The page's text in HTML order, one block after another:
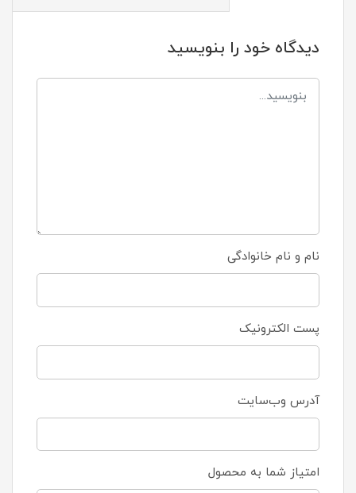
دیدگاه خود را بنویسید
نام و نام خانوادگی
پست الکترونیک
آدرس وب‌سایت
امتیاز شما به محصول